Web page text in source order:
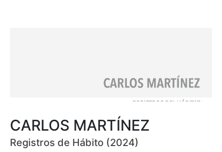
CARLOS MARTÍNEZ
Registros de Hábito (2024)